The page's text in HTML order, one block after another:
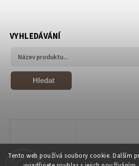
Tento web používá soubory cookie. Dalším
VYHLEDÁVÁNÍ
Hledat